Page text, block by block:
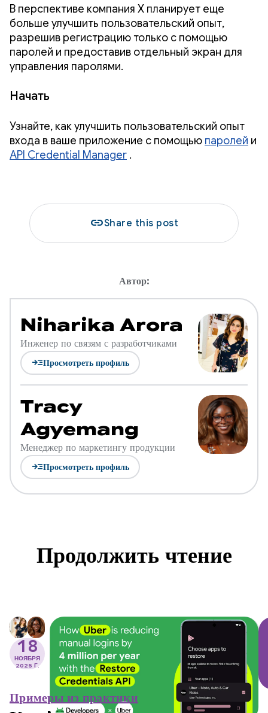
В перспективе компания X планирует еще
больше улучшить пользовательский опыт,
разрешив регистрацию только с помощью
паролей и предоставив отдельный экран для
управления паролями.
Начать
Узнайте, как улучшить пользовательский опыт
входа в ваше приложение с помощью паролей и
API Credential Manager .
linkShare this post
Автор:
Niharika Arora
Инженер по связям с разработчиками
read_moreПросмотреть профиль
Tracy
Agyemang
Менеджер по маркетингу продукции
read_moreПросмотреть профиль
Продолжить чтение
18
НОЯБРЯ
2025 Г.
Примеры из практики